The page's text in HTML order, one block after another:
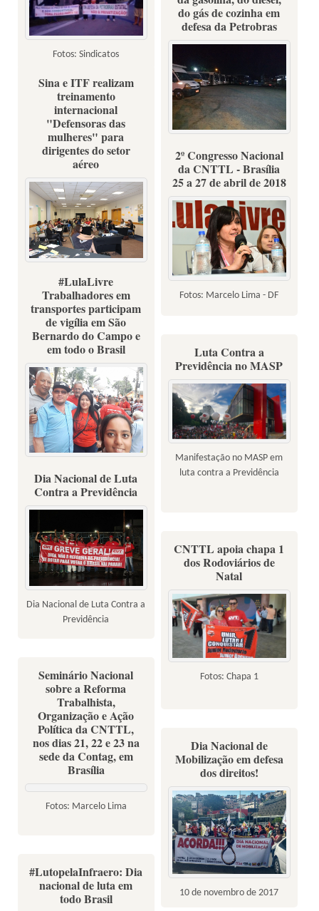
Fotos: Sindicatos
do gás de cozinha em
defesa da Petrobras
principais cidades do Brasil
Sina e ITF realizam
treinamento
internacional
"Defensoras das
mulheres" para
dirigentes do setor
aéreo
7,8 e 9 de maio 2018 - Fotos:
Viviane Barbosa/Mídia
Consulte
2º Congresso Nacional
da CNTTL - Brasília
25 a 27 de abril de 2018
Fotos: Marcelo Lima - DF
#LulaLivre
Trabalhadores em
transportes participam
de vigília em São
Bernardo do Campo e
em todo o Brasil
Luta Contra a
Previdência no MASP
Manifestação no MASP em
luta contra a Previdência
Dia Nacional de Luta
Contra a Previdência
Dia Nacional de Luta Contra a
Previdência
CNTTL apoia chapa 1
dos Rodoviários de
Natal
Fotos: Chapa 1
Seminário Nacional
sobre a Reforma
Trabalhista,
Organização e Ação
Política da CNTTL,
nos dias 21, 22 e 23 na
sede da Contag, em
Brasília
Fotos: Marcelo Lima
Dia Nacional de
Mobilização em defesa
dos direitos!
10 de novembro de 2017
#LutopelaInfraero: Dia
nacional de luta em
todo Brasil